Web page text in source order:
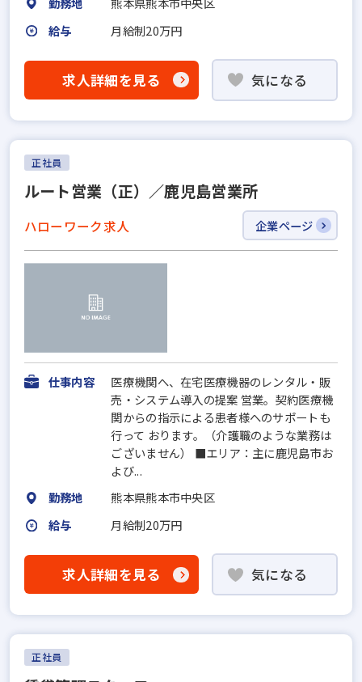
給与
月給制20万円
求人詳細を見る 気になる
正社員
ルート営業（正）／鹿児島営業所
ハローワーク求人 企業ページ
仕事内容
医療機関へ、在宅医療機器のレンタル・販
売・システム導入の提案 営業。契約医療機
関からの指示による患者様へのサポートも
行って おります。（介護職のような業務は
ございません） ■エリア：主に鹿児島市お
よび...
勤務地
熊本県熊本市中央区
給与
月給制20万円
求人詳細を見る 気になる
正社員